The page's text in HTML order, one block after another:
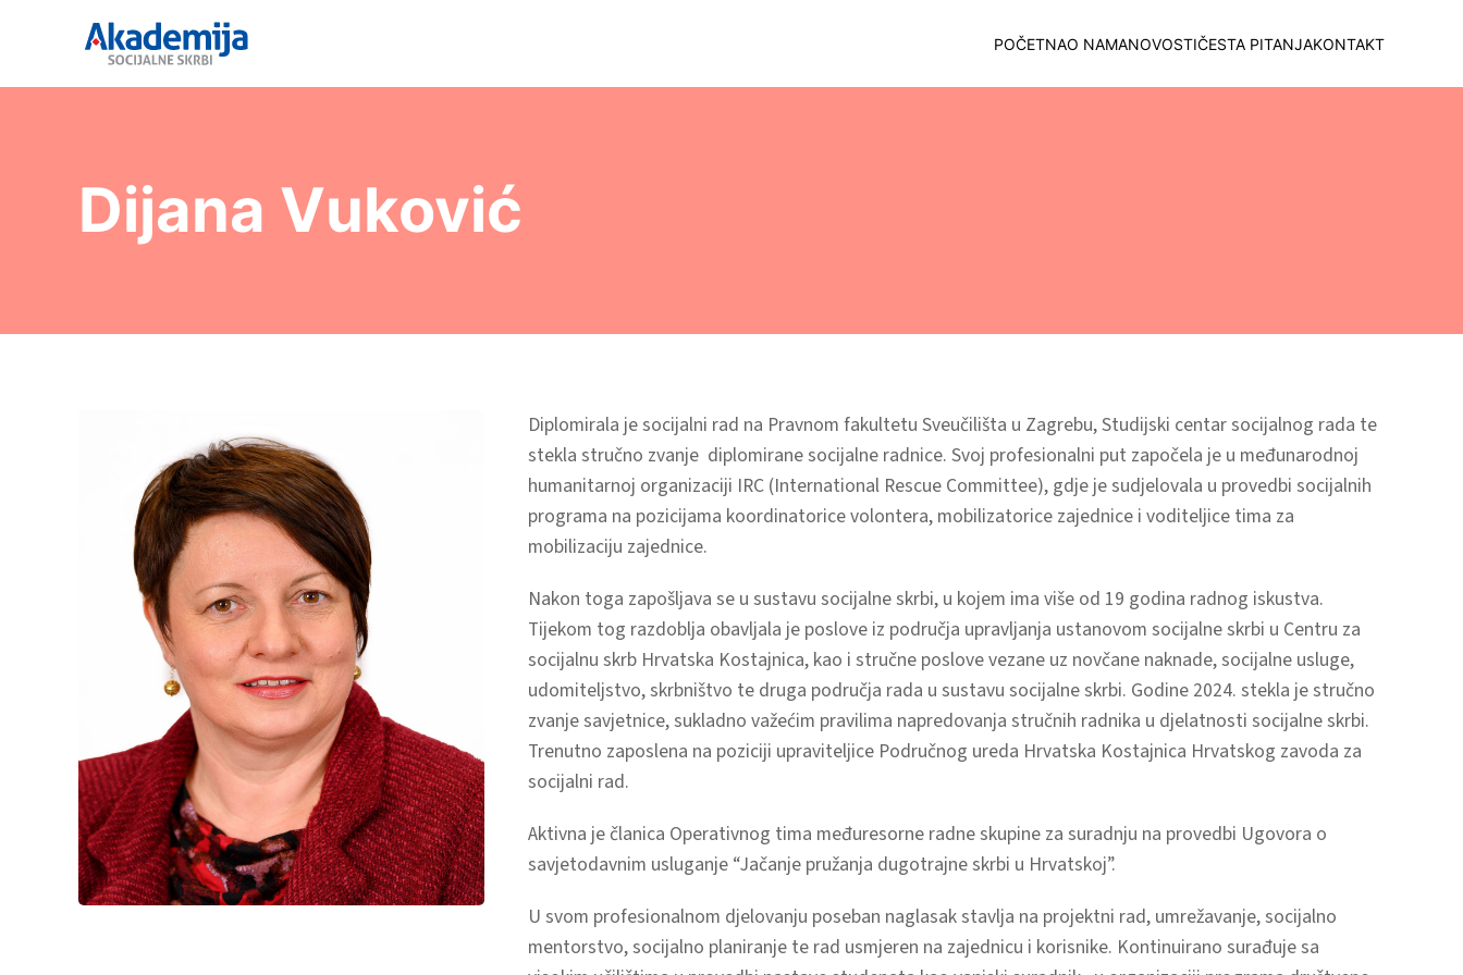
POČETNAO NAMANOVOSTIČESTA PITANJAKONTAKT
Dijana Vuković
Diplomirala je socijalni rad na Pravnom fakultetu Sveučilišta u Zagrebu, Studijski centar socijalnog rada te
stekla stručno zvanje diplomirane socijalne radnice. Svoj profesionalni put započela je u međunarodnoj
humanitarnoj organizaciji IRC (International Rescue Committee), gdje je sudjelovala u provedbi socijalnih
programa na pozicijama koordinatorice volontera, mobilizatorice zajednice i voditeljice tima za
mobilizaciju zajednice.
Nakon toga zapošljava se u sustavu socijalne skrbi, u kojem ima više od 19 godina radnog iskustva.
Tijekom tog razdoblja obavljala je poslove iz područja upravljanja ustanovom socijalne skrbi u Centru za
socijalnu skrb Hrvatska Kostajnica, kao i stručne poslove vezane uz novčane naknade, socijalne usluge,
udomiteljstvo, skrbništvo te druga područja rada u sustavu socijalne skrbi. Godine 2024. stekla je stručno
zvanje savjetnice, sukladno važećim pravilima napredovanja stručnih radnika u djelatnosti socijalne skrbi.
Trenutno zaposlena na poziciji upraviteljice Područnog ureda Hrvatska Kostajnica Hrvatskog zavoda za
socijalni rad.
Aktivna je članica Operativnog tima međuresorne radne skupine za suradnju na provedbi Ugovora o
savjetodavnim usluganje “Jačanje pružanja dugotrajne skrbi u Hrvatskoj”.
U svom profesionalnom djelovanju poseban naglasak stavlja na projektni rad, umrežavanje, socijalno
mentorstvo, socijalno planiranje te rad usmjeren na zajednicu i korisnike. Kontinuirano surađuje sa